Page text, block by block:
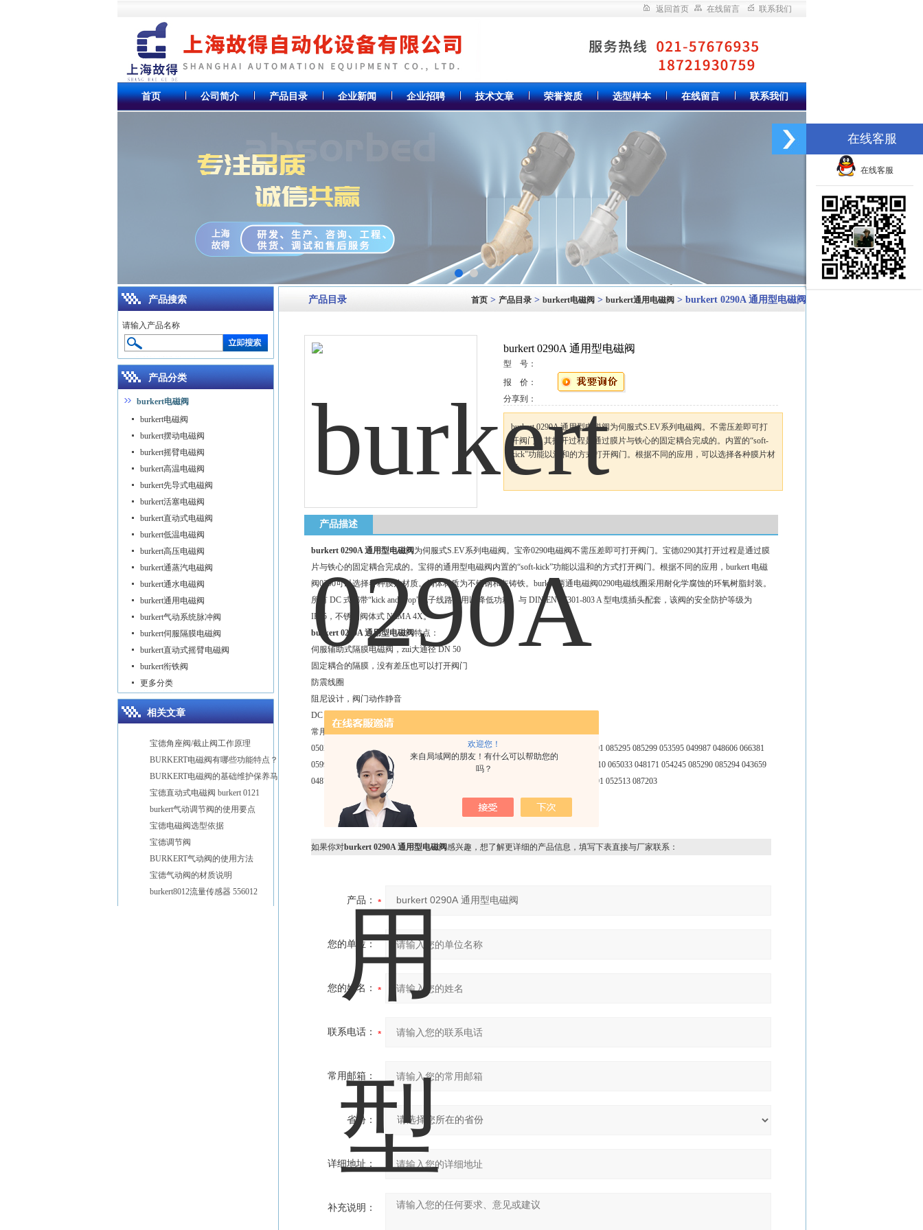
欢迎您！
来自局域网的朋友！有什么可以帮助您的
吗？
返回首页 在线留言 联系我们
首页 公司简介 产品目录 企业新闻 企业招聘 技术文章 荣誉资质 选型样本 在线留言 联系我们
产品目录 首页> 产品目录> burkert电磁阀> burkert通用电磁阀> burkert 0290A 通用型电磁阀
burkert 0290A 通用型电磁阀
型 号：
报 价：
分享到：
burkert 0290A 通用型电磁阀为伺服式S.EV系列电磁阀。不需压差即可打
开阀门。其打开过程是通过膜片与铁心的固定耦合完成的。内置的“soft-
kick"功能以温和的方式打开阀门。根据不同的应用，可以选择各种膜片材
质。
产品描述
burkert 0290A 通用型电磁阀 为伺服式S.EV系列电磁阀。宝帝0290电磁阀不需压差即可打开阀门。宝德0290其打开过程是通过膜
片与铁心的固定耦合完成的。宝得的通用型电磁阀内置的“soft-kick”功能以温和的方式打开阀门。根据不同的应用，burkert 电磁
阀0290可以选择各种膜片材质。阀体材质为不锈钢和灰铸铁。burkert两通电磁阀0290电磁线圈采用耐化学腐蚀的环氧树脂封装。
所有 DC 式都带“kick and drop”电子线路，用以降低功耗。与 DIN EN 17301-803 A 型电缆插头配套，该阀的安全防护等级为
IP65，不锈钢阀体式 NEMA 4X。
burkert 0290A 通用型电磁阀特点：
伺服辅助式隔膜电磁阀，zui大通径 DN 50
固定耦合的隔膜，没有差压也可以打开阀门
防震线圈
阻尼设计，阀门动作静音
DC 式节能节电
常用订货号：
050294 049229 049050 049518 053674 058427 053674 053675 066981 057155 085291 085295 085299 053595 049987 048606 066381
059910 065542 018348 043816 048707 045931 058766 053910 044373 058766 053910 065033 048171 054245 085290 085294 043659
048708 045765 065362 066460 018121 045292 049745 045290 045293 058627 045291 052513 087203
如果你对burkert 0290A 通用型电磁阀感兴趣，想了解更详细的产品信息，填写下表直接与厂家联系：
产品：
您的单位：
您的姓名：
联系电话：
常用邮箱：
省份：
详细地址：
补充说明：
产品搜索
请输入产品名称
产品分类
burkert电磁阀
burkert电磁阀
burkert摆动电磁阀
burkert摇臂电磁阀
burkert高温电磁阀
burkert先导式电磁阀
burkert活塞电磁阀
burkert直动式电磁阀
burkert低温电磁阀
burkert高压电磁阀
burkert通蒸汽电磁阀
burkert通水电磁阀
burkert通用电磁阀
burkert气动系统脉冲阀
burkert伺服隔膜电磁阀
burkert直动式摇臂电磁阀
burkert衔铁阀
更多分类
相关文章
宝德角座阀/截止阀工作原理
BURKERT电磁阀有哪些功能特点？
宝德直动式电磁阀 burkert 0121
burkert气动调节阀的使用要点
宝德电磁阀选型依据
宝德调节阀
BURKERT气动阀的使用方法
宝德气动阀的材质说明
burkert8012流量传感器 556012
在线客服
在线客服